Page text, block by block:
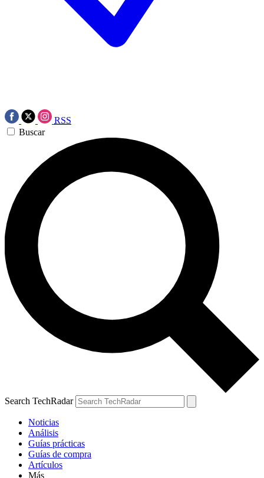
RSS
Buscar
Search TechRadar
Noticias
Análisis
Guías prácticas
Guías de compra
Artículos
Más